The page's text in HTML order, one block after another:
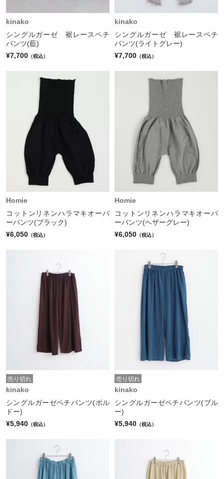
kinako
シングルガーゼ 裾レースペチ
パンツ(藍)
¥7,700 （税込）
kinako
シングルガーゼ 裾レースペチ
パンツ(ライトグレー)
¥7,700 （税込）
Homie
コットンリネンハラマキオーバ
ーパンツ(ブラック)
¥6,050 （税込）
Homie
コットンリネンハラマキオーバ
ーパンツ(ヘザーグレー)
¥6,050 （税込）
売り切れ
kinako
シングルガーゼペチパンツ(ボル
ドー)
¥5,940 （税込）
売り切れ
kinako
シングルガーゼペチパンツ(ブル
ー)
¥5,940 （税込）